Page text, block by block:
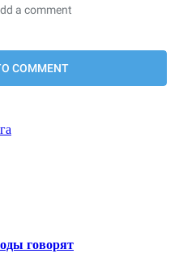
говорят